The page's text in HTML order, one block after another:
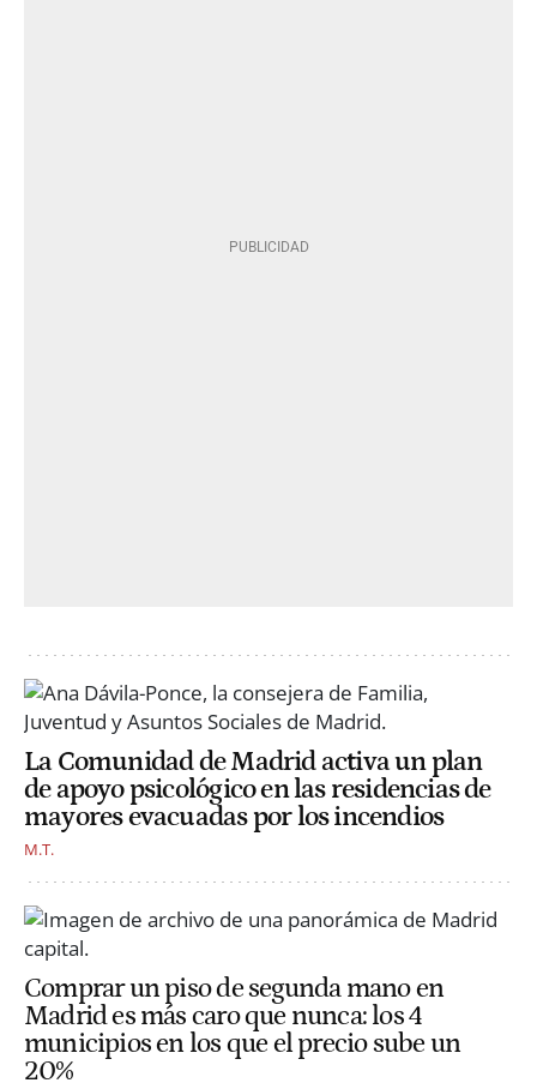
La Comunidad de Madrid activa un plan
de apoyo psicológico en las residencias de
mayores evacuadas por los incendios
M.T.
Comprar un piso de segunda mano en
Madrid es más caro que nunca: los 4
municipios en los que el precio sube un
20%